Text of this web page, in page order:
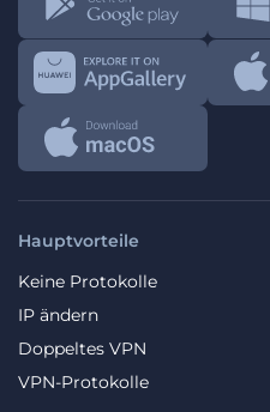
Hauptvorteile
Keine Protokolle
IP ändern
Doppeltes VPN
VPN-Protokolle